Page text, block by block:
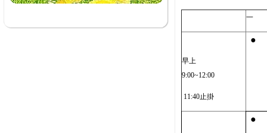
一
早上
9:00~12:00
11:40止掛
●
●